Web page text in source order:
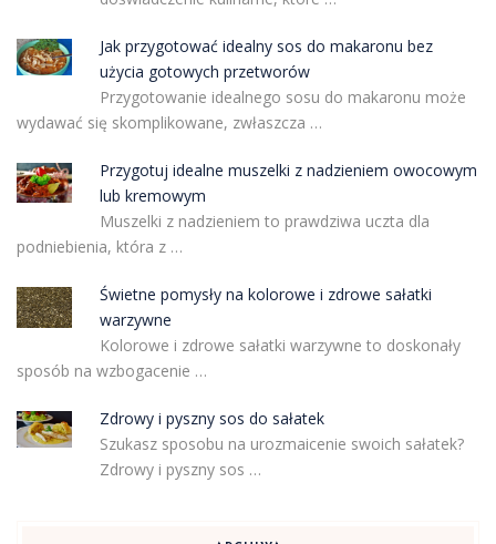
Jak przygotować idealny sos do makaronu bez
użycia gotowych przetworów
Przygotowanie idealnego sosu do makaronu może
wydawać się skomplikowane, zwłaszcza …
Przygotuj idealne muszelki z nadzieniem owocowym
lub kremowym
Muszelki z nadzieniem to prawdziwa uczta dla
podniebienia, która z …
Świetne pomysły na kolorowe i zdrowe sałatki
warzywne
Kolorowe i zdrowe sałatki warzywne to doskonały
sposób na wzbogacenie …
Zdrowy i pyszny sos do sałatek
Szukasz sposobu na urozmaicenie swoich sałatek?
Zdrowy i pyszny sos …